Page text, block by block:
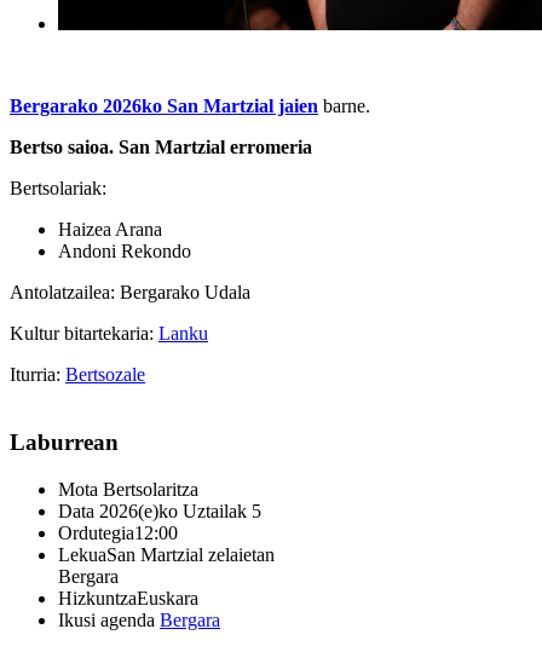
Bergarako 2026ko San Martzial jaien barne.
Bertso saioa. San Martzial erromeria
Bertsolariak:
Haizea Arana
Andoni Rekondo
Antolatzailea: Bergarako Udala
Kultur bitartekaria: Lanku
Iturria: Bertsozale
Laburrean
Mota Bertsolaritza
Data 2026(e)ko Uztailak 5
Ordutegia12:00
LekuaSan Martzial zelaietan
Bergara
HizkuntzaEuskara
Ikusi agenda Bergara